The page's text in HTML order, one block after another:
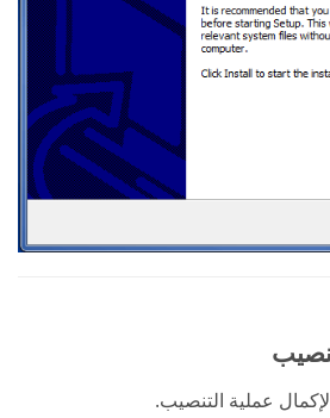
لإكمال عملية التنصيب.